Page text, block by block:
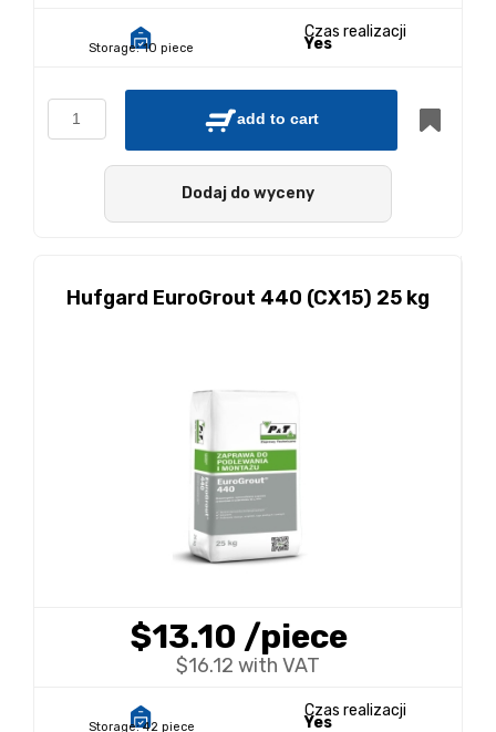
Storage: 10 piece
Czas realizacji
Yes
add to cart
Dodaj do wyceny
Hufgard EuroGrout 440 (CX15) 25 kg
$13.10 /piece
$16.12 with VAT
Storage: 42 piece
Czas realizacji
Yes